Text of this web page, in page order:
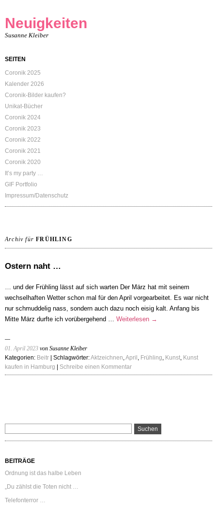
Neuigkeiten
Susanne Kleiber
SEITEN
Coronik 2025
Kalender 2026
Coronik-Bilder kaufen?
Unikat-Bücher
Coronik 2024
Coronik 2023
Coronik 2022
Coronik 2021
Coronik 2020
It’s my party …
GIF Portfolio
Impressum/Datenschutz
Archiv fürFRÜHLING
Ostern naht …
… und der Frühling lässt auf sich warten Der März hat mit seinem
wechselhaften Wetter schon mal für den April vorgearbeitet. Es war nicht
nur schmuddelig nass, sondern auch dazu noch eisig kalt. Anfang bis
Mitte März durfte ich vorübergehend … Weiterlesen →
01. April 2023 von Susanne Kleiber
Kategorien: Beitr | Schlagwörter:Aktzeichnen,April , Frühling, Kunst, Kunst
kaufen in Hamburg
Schreibe einen Kommentar
BEITRÄGE
Ordnung ist das halbe Leben
„Du zählst die Toten nicht …
Telefonterror …